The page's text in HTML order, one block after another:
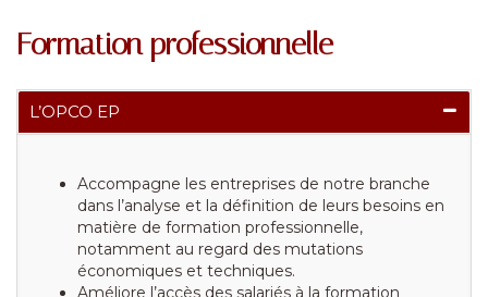
Formation professionnelle
L’OPCO EP
Accompagne les entreprises de notre branche
dans l’analyse et la définition de leurs besoins en
matière de formation professionnelle,
notamment au regard des mutations
économiques et techniques.
Améliore l’accès des salariés à la formation